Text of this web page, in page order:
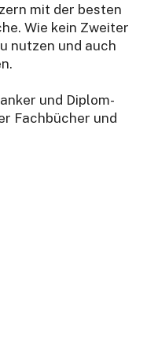
mit der besten
Wie kein Zweiter
nutzen und auch
und Diplom-
Fachbücher und